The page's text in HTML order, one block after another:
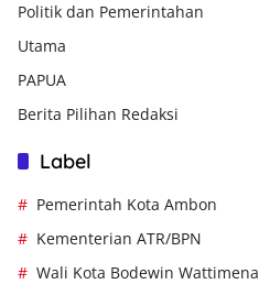
Politik dan Pemerintahan
Utama
PAPUA
Berita Pilihan Redaksi
Label
Pemerintah Kota Ambon
Kementerian ATR/BPN
Wali Kota Bodewin Wattimena